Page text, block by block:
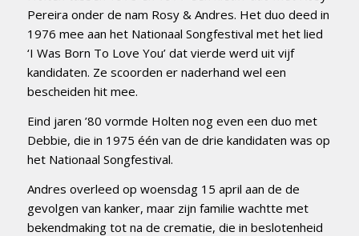
Pereira onder de nam Rosy & Andres. Het duo deed in
1976 mee aan het Nationaal Songfestival met het lied
‘I Was Born To Love You’ dat vierde werd uit vijf
kandidaten. Ze scoorden er naderhand wel een
bescheiden hit mee.
Eind jaren ’80 vormde Holten nog even een duo met
Debbie, die in 1975 één van de drie kandidaten was op
het Nationaal Songfestival.
Andres overleed op woensdag 15 april aan de de
gevolgen van kanker, maar zijn familie wachtte met
bekendmaking tot na de crematie, die in beslotenheid